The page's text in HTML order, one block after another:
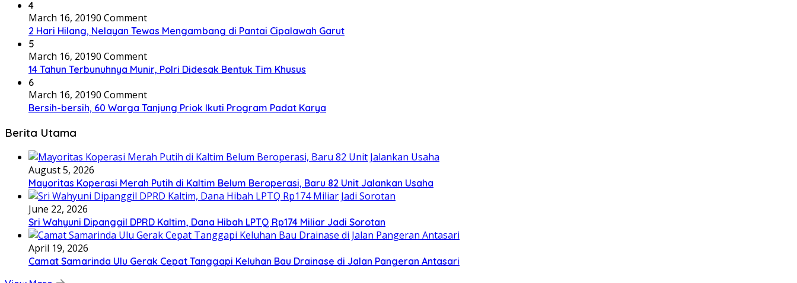
4
March 16, 20190 Comment
2 Hari Hilang, Nelayan Tewas Mengambang di Pantai Cipalawah Garut
5
March 16, 20190 Comment
14 Tahun Terbunuhnya Munir, Polri Didesak Bentuk Tim Khusus
6
March 16, 20190 Comment
Bersih-bersih, 60 Warga Tanjung Priok Ikuti Program Padat Karya
Berita Utama
August 5, 2026
Mayoritas Koperasi Merah Putih di Kaltim Belum Beroperasi, Baru 82 Unit Jalankan Usaha
June 22, 2026
Sri Wahyuni Dipanggil DPRD Kaltim, Dana Hibah LPTQ Rp174 Miliar Jadi Sorotan
April 19, 2026
Camat Samarinda Ulu Gerak Cepat Tanggapi Keluhan Bau Drainase di Jalan Pangeran Antasari